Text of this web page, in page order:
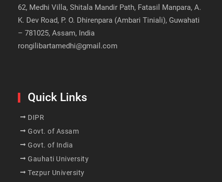
62, Medhi Villa, Shitala Mandir Path, Fatasil Manpara, A.
K. Dev Road, P. O. Dhirenpara (Ambari Tiniali), Guwahati
– 781025, Assam, India
rongilibartamedhi@gmail.com
Quick Links
DIPR
Govt. of Assam
Govt. of India
Gauhati University
Tezpur University